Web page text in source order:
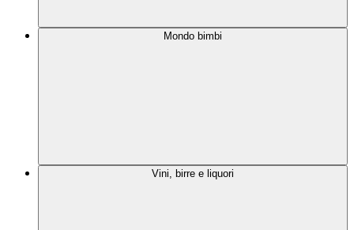
Mondo bimbi
Vini, birre e liquori